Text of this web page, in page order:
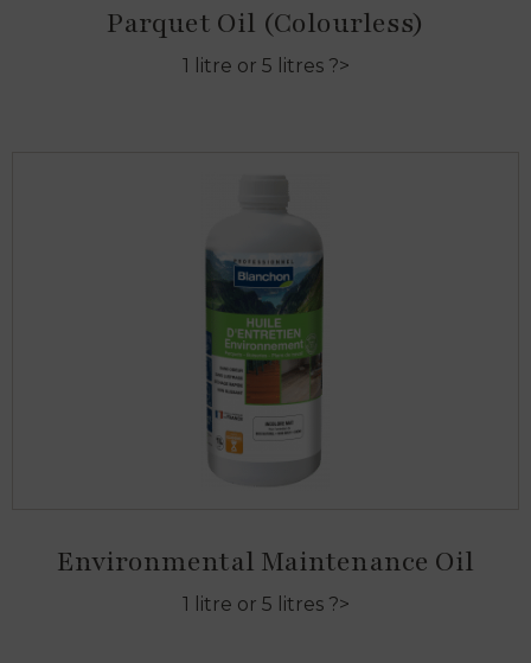
Parquet Oil (Colourless)
1 litre or 5 litres ?>
Environmental Maintenance Oil
1 litre or 5 litres ?>